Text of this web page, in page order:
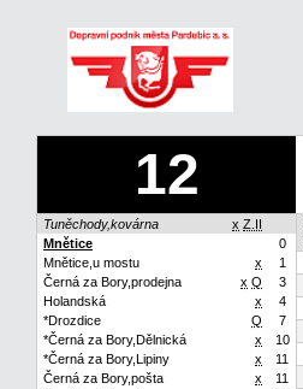
12
Tuněchody,kovárna x Z.II
Mnětice
0
Mnětice,u mostu
x
1
Černá za Bory,prodejna
x Q
3
Holandská
x
4
*Drozdice
Q
7
*Černá za Bory,Dělnická
x
10
*Černá za Bory,Lipiny
x
11
Černá za Bory,pošta
x
11